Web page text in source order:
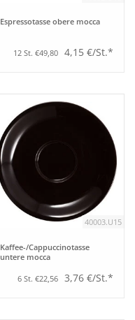
Espressotasse obere mocca
12 St. €49,80 4,15 €/St.*
40003.U15
Kaffee-/Cappuccinotasse
untere mocca
6 St. €22,56 3,76 €/St.*